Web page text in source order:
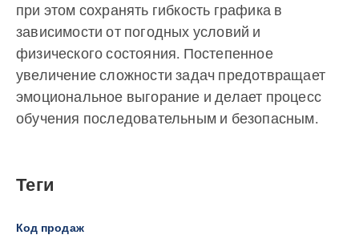
при этом сохранять гибкость графика в
зависимости от погодных условий и
физического состояния. Постепенное
увеличение сложности задач предотвращает
эмоциональное выгорание и делает процесс
обучения последовательным и безопасным.
Теги
Код продаж